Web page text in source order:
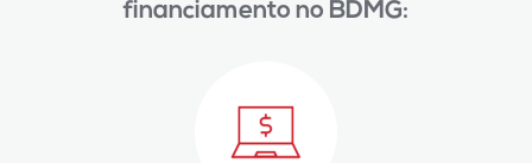
financiamento no BDMG: